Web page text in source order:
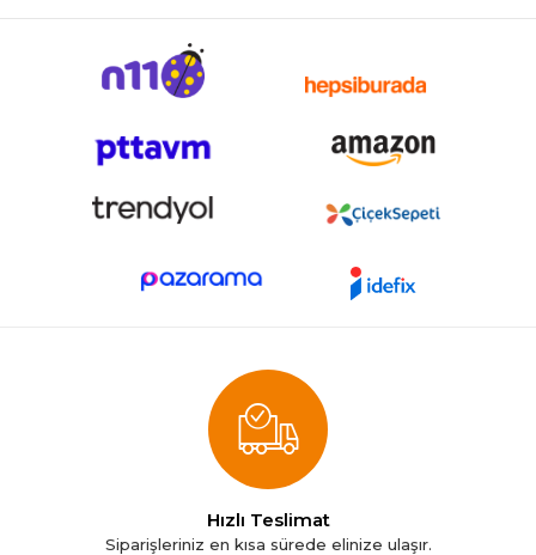
Hızlı Teslimat
Siparişleriniz en kısa sürede elinize ulaşır.